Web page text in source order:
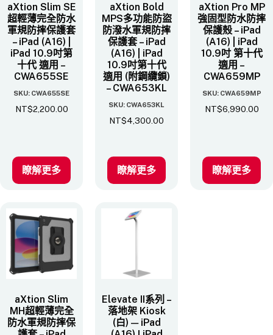
aXtion Slim SE
超輕薄完全防水
軍規防摔保護套
– iPad (A16) |
iPad 10.9吋第
十代 適用 –
CWA655SE
SKU: CWA655SE
NT$2,200.00
瞭解更多
aXtion Bold
MPS多功能防盜
防潑水軍規防摔
保護套 – iPad
(A16) | iPad
10.9吋第十代
適用 (附鋼纜鎖)
– CWA653KL
SKU: CWA653KL
NT$4,300.00
瞭解更多
aXtion Pro MP
強固型防水防摔
保護殼 – iPad
(A16) | iPad
10.9吋 第十代
適用 –
CWA659MP
SKU: CWA659MP
NT$6,990.00
瞭解更多
aXtion Slim
MH超輕薄完全
防水軍規防摔保
Elevate II系列 –
落地架 Kiosk
(白) — iPad